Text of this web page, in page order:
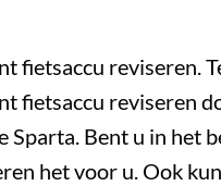
fietsaccu reviseren.
reviseren
Sparta. Bent u in het
het voor u. Ook